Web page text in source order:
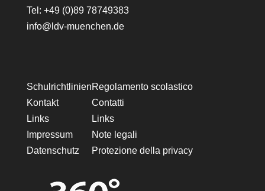
Tel: +49 (0)89 78749383
info@ldv-muenchen.de
Schulrichtlinien
Kontakt
Links
Impressum
Datenschutz
Regolamento scolastico
Contatti
Links
Note legali
Protezione della privacy